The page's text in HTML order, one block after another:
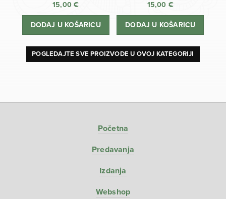
15,00€
DODAJ U KOŠARICU
15,00 €
DODAJ U KOŠARICU
POGLEDAJTE SVE PROIZVODE U OVOJ KATEGORIJI
Početna
Predavanja
Izdanja
Webshop